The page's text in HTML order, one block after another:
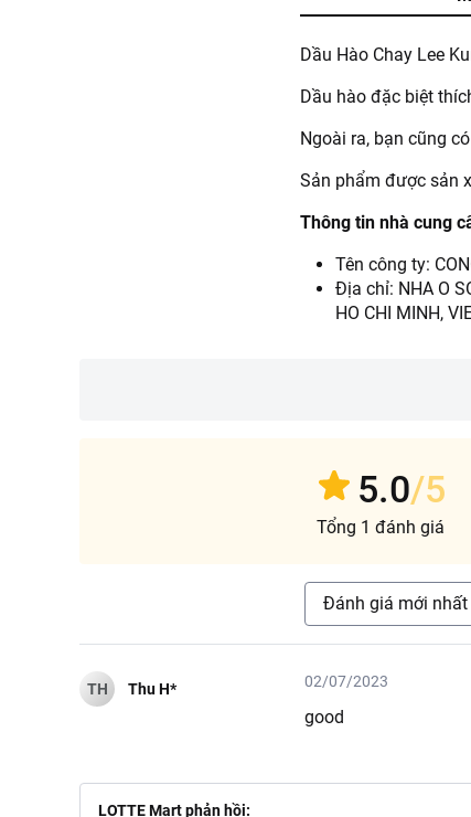
Dầu Hào Chay Lee
Dầu hào đặc biệt
Ngoài ra, bạn cũng
Sản phẩm được sản
Thông tin nhà cung
Tên công ty:
Địa chỉ: NHA O
HO CHI MINH,
5.0/5
Tổng 1 đánh giá
Đánh giá mới nhất
TH Thu H* 02/07/2023
good
LOTTE Mart phản hồi: